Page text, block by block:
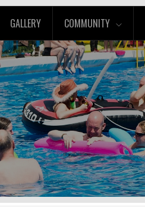
GALLERY COMMUNITY